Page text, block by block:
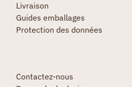
Livraison
Guides emballages
Protection des données
Contactez-nous